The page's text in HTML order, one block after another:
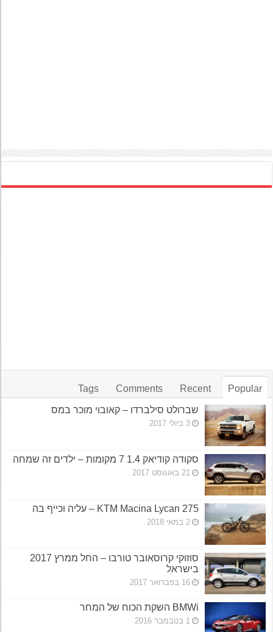
Popular
Recent
Comments
Tags
שברולט סילברדו – קאובוי מוכר במס
3 ביולי 2017
סקודה קודיאק 1.4 7 מקומות – ילדים זה שמחה
21 באוגוסט 2017
KTM Macina Lycan 275 – עליה וכייף בה
2 במאי 2018
סוזוקי קרוסאובר טורבו – החל ממרץ 2017
בישראל
16 בפברואר 2017
BMWi השקת הכוח של המחר
1 בנובמבר 2016